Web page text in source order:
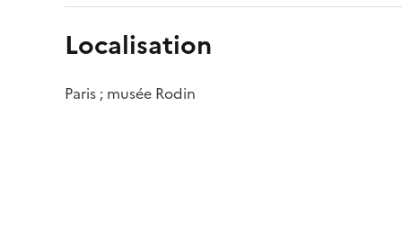
Localisation
Paris ; musée Rodin